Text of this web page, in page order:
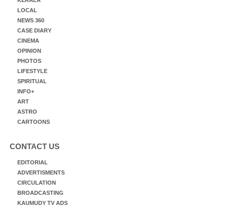
LOCAL
NEWS 360
CASE DIARY
CINEMA
OPINION
PHOTOS
LIFESTYLE
SPIRITUAL
INFO+
ART
ASTRO
CARTOONS
CONTACT US
EDITORIAL
ADVERTISMENTS
CIRCULATION
BROADCASTING
KAUMUDY TV ADS